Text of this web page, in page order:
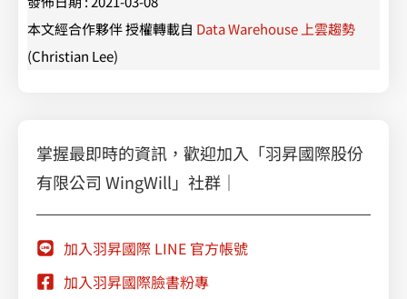
本文經合作夥伴 授權轉載自 Data Warehouse 上雲趨勢
(Christian Lee)
掌握最即時的資訊，歡迎加入「羽昇國際股份
有限公司 WingWill」社群｜
加入羽昇國際 LINE 官方帳號
加入羽昇國際臉書粉專